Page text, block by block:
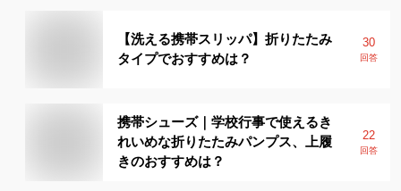
【洗える携帯スリッパ】折りたたみ
タイプでおすすめは？
30
回答
携帯シューズ｜学校行事で使えるき
れいめな折りたたみパンプス、上履
きのおすすめは？
22
回答